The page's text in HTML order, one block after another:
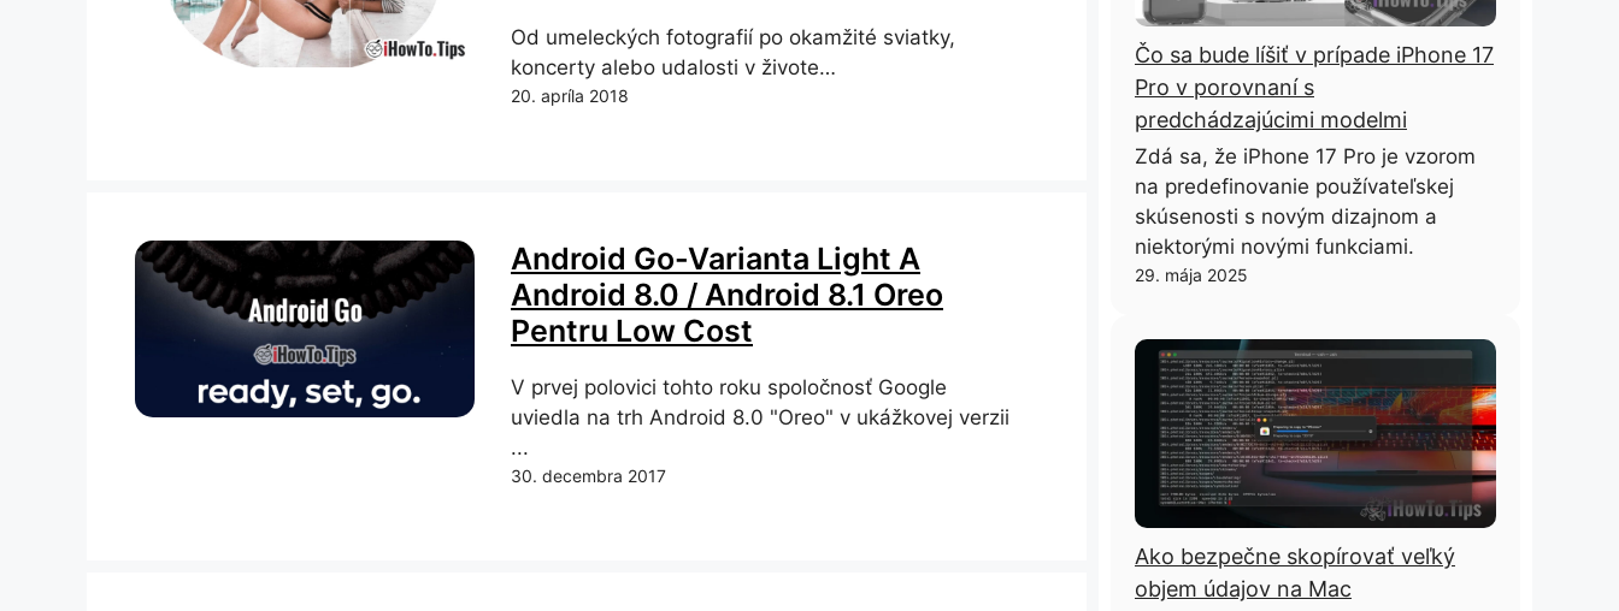
Od umeleckých fotografií po okamžité sviatky,
koncerty alebo udalosti v živote…
20. apríla 2018
Android Go-Varianta Light A
Android 8.0 / Android 8.1 Oreo
Pentru Low Cost
V prvej polovici tohto roku spoločnosť Google
uviedla na trh Android 8.0 "Oreo" v ukážkovej verzii
...
30. decembra 2017
Čo sa bude líšiť v prípade iPhone 17
Pro v porovnaní s
predchádzajúcimi modelmi
Zdá sa, že iPhone 17 Pro je vzorom
na predefinovanie používateľskej
skúsenosti s novým dizajnom a
niektorými novými funkciami.
29. mája 2025
Ako bezpečne skopírovať veľký
objem údajov na Mac